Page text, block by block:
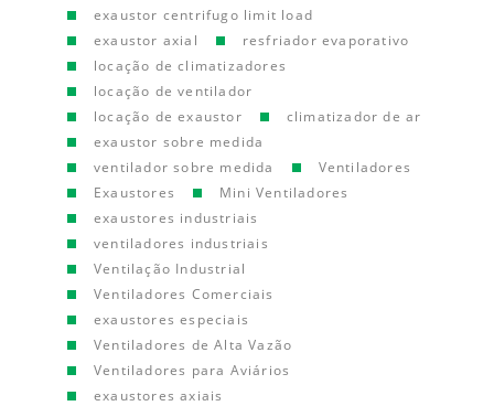
exaustor centrifugo limit load
exaustor axial
resfriador evaporativo
locação de climatizadores
locação de ventilador
locação de exaustor
climatizador de ar
exaustor sobre medida
ventilador sobre medida
Ventiladores
Exaustores
Mini Ventiladores
exaustores industriais
ventiladores industriais
Ventilação Industrial
Ventiladores Comerciais
exaustores especiais
Ventiladores de Alta Vazão
Ventiladores para Aviários
exaustores axiais